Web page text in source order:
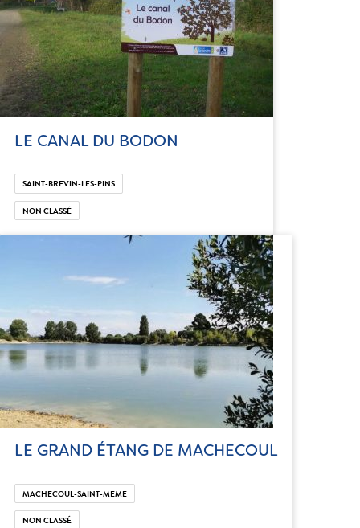
LE CANAL DU BODON
SAINT-BREVIN-LES-PINS
NON CLASSÉ
LE GRAND ÉTANG DE MACHECOUL
MACHECOUL-SAINT-MEME
NON CLASSÉ